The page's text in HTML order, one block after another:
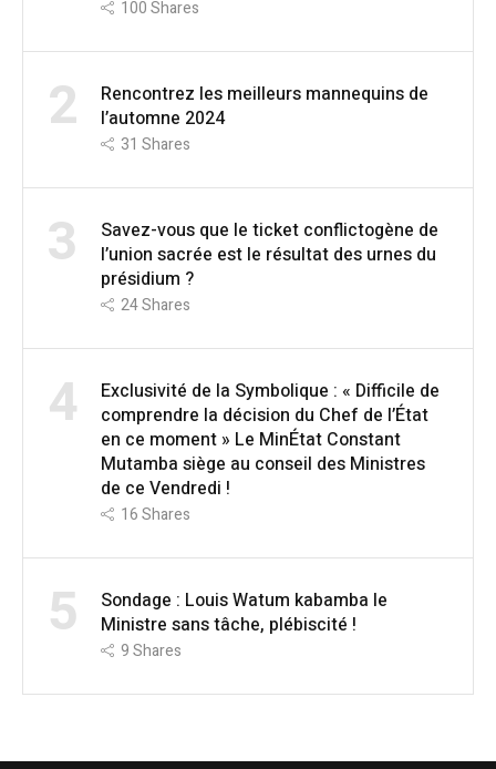
100Shares
2
Rencontrez les meilleurs mannequins de
l’automne 2024
31 Shares
3
Savez-vous que le ticket conflictogène de
l’union sacrée est le résultat des urnes du
présidium ?
24Shares
4
Exclusivité de la Symbolique : « Difficile de
comprendre la décision du Chef de l’État
en ce moment » Le MinÉtat Constant
Mutamba siège au conseil des Ministres
de ce Vendredi !
16Shares
5
Sondage : Louis Watum kabamba le
Ministre sans tâche, plébiscité !
9Shares